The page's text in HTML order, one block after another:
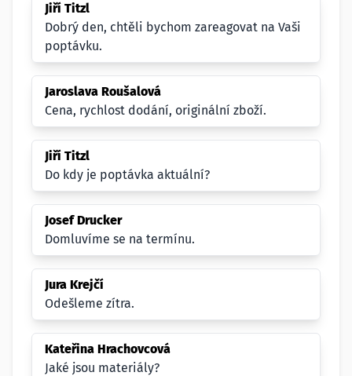
Jiří Titzl
Dobrý den, chtěli bychom zareagovat na Vaši
poptávku.
Jaroslava Roušalová
Cena, rychlost dodání, originální zboží.
Jiří Titzl
Do kdy je poptávka aktuální?
Josef Drucker
Domluvíme se na termínu.
Jura Krejčí
Odešleme zítra.
Kateřina Hrachovcová
Jaké jsou materiály?